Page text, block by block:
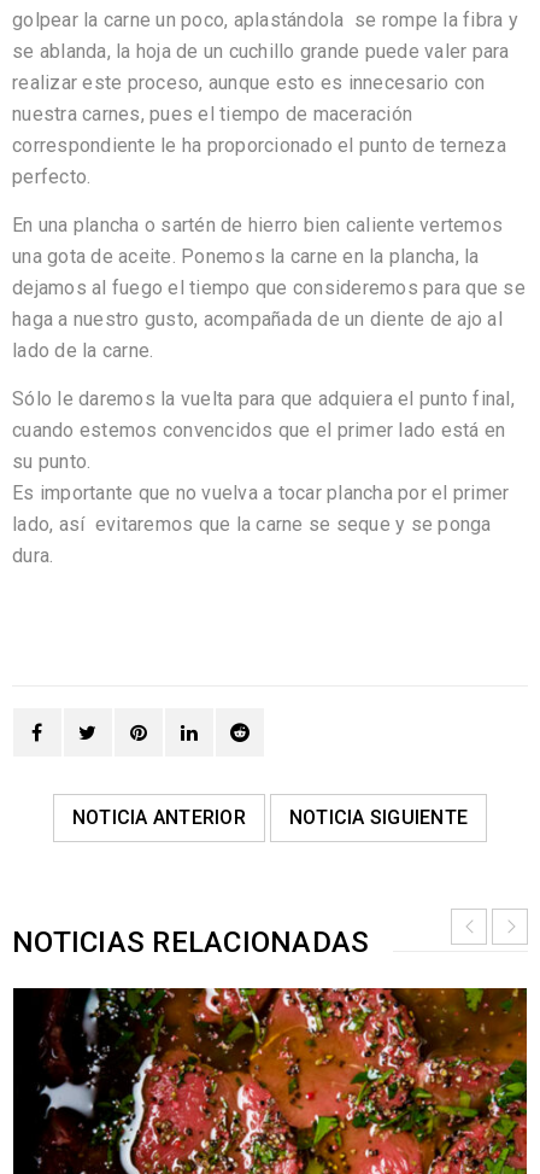
golpear la carne un poco, aplastándola se rompe la fibra y
se ablanda, la hoja de un cuchillo grande puede valer para
realizar este proceso, aunque esto es innecesario con
nuestra carnes, pues el tiempo de maceración
correspondiente le ha proporcionado el punto de terneza
perfecto.
En una plancha o sartén de hierro bien caliente vertemos
una gota de aceite. Ponemos la carne en la plancha, la
dejamos al fuego el tiempo que consideremos para que se
haga a nuestro gusto, acompañada de un diente de ajo al
lado de la carne.
Sólo le daremos la vuelta para que adquiera el punto final,
cuando estemos convencidos que el primer lado está en
su punto.
Es importante que no vuelva a tocar plancha por el primer
lado, así evitaremos que la carne se seque y se ponga
dura.
NOTICIA ANTERIOR NOTICIA SIGUIENTE
NOTICIAS RELACIONADAS